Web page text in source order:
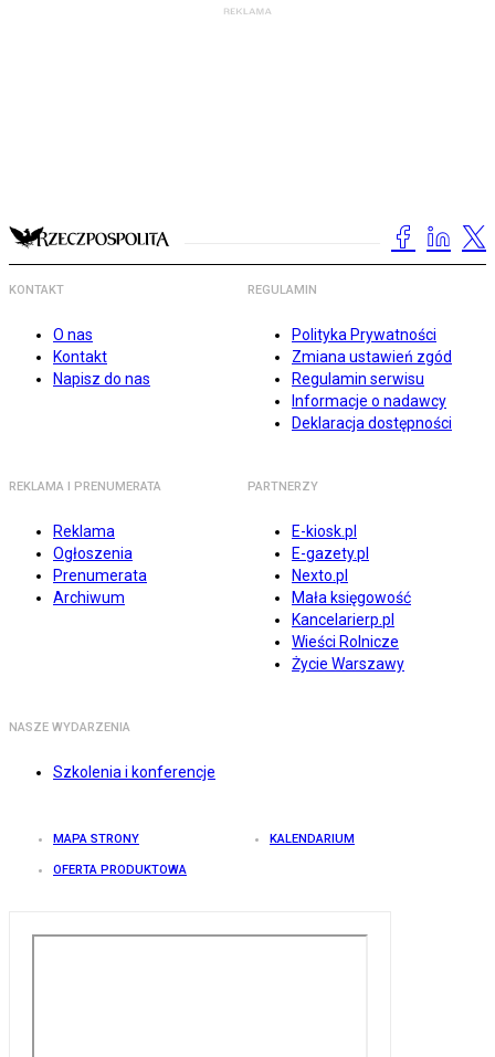
KONTAKT
O nas
Kontakt
Napisz do nas
REGULAMIN
Polityka Prywatności
Zmiana ustawień zgód
Regulamin serwisu
Informacje o nadawcy
Deklaracja dostępności
REKLAMA I PRENUMERATA
Reklama
Ogłoszenia
Prenumerata
Archiwum
PARTNERZY
E-kiosk.pl
E-gazety.pl
Nexto.pl
Mała księgowość
Kancelarierp.pl
Wieści Rolnicze
Życie Warszawy
NASZE WYDARZENIA
Szkolenia i konferencje
MAPA STRONY KALENDARIUM
OFERTA PRODUKTOWA